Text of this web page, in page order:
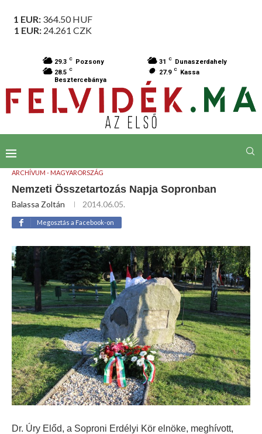
1 EUR: 364.50HUF
1 EUR: 24.261 CZK
29.3 C Pozsony 31 C
Dunaszerdahely
28.5 C
Besztercebánya
27.9 C Kassa
ARCHÍVUM - MAGYARORSZÁG
Nemzeti Összetartozás Napja Sopronban
Balassa Zoltán 2014.06.05.
Megosztás a Facebook-on
Dr. Úry Előd, a Soproni Erdélyi Kör elnöke, meghívott,